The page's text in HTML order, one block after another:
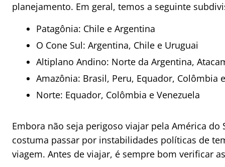
planejamento. Em geral, temos a seguinte
Patagônia: Chile e Argentina
O Cone Sul: Argentina, Chile e Uruguai
Altiplano Andino: Norte da Argentina,
Amazônia: Brasil, Peru, Equador, Colômbia
Norte: Equador, Colômbia e Venezuela
Embora não seja perigoso viajar pela América
costuma passar por instabilidades políticas de
viagem. Antes de viajar, é sempre bom verificar